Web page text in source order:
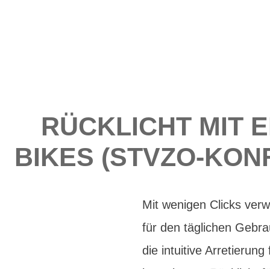
RÜCKLICHT MIT
BIKES (STVZO-
Mit wenigen Clicks
für den täglichen
die intuitive